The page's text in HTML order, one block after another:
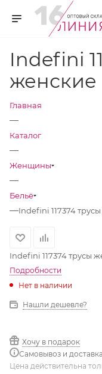
Indefini
женские
Главная
—
Каталог
—
Женщины
—
Бельё
—Indefini 117374
Indefini 117374 трусы
Подробности
Нет в наличии
Нашли дешевле?
Хочу в подарок
Самовывоз и доставка
Цена действительна